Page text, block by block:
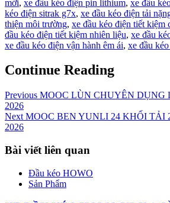
mới, xe đầu kéo điện pin lithium, xe đầu
kéo điện sitrak g7x, xe đầu kéo điện tải
thiện môi trường, xe đầu kéo điện tiết kiệm
đầu kéo điện tiết kiệm nhiên liệu, xe đầu
xe đầu kéo điện vận hành êm ái, xe đầu
Continue Reading
Previous MOOC LÙN CHUYÊN DỤNG
2026
Next MOOC BEN YUNLI 24 KHỐI TẢI
2026
Bài viết liên quan
Đầu kéo HOWO
Sản Phẩm